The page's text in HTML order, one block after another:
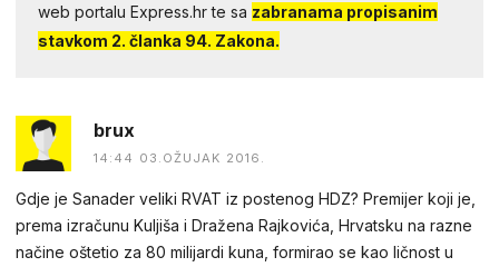
web portalu Express.hr te sa zabranama propisanim
stavkom 2. članka 94. Zakona.
brux
14:44 03.OŽUJAK 2016.
Gdje je Sanader veliki RVAT iz postenog HDZ? Premijer koji je,
prema izračunu Kuljiša i Dražena Rajkovića, Hrvatsku na razne
načine oštetio za 80 milijardi kuna, formirao se kao ličnost u